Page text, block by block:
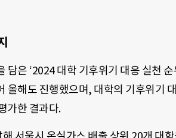
은 ‘2024 대학 기후위기 대응 실천 순
올해도 진행했으며, 대학의 기후위기
가한 결과다.